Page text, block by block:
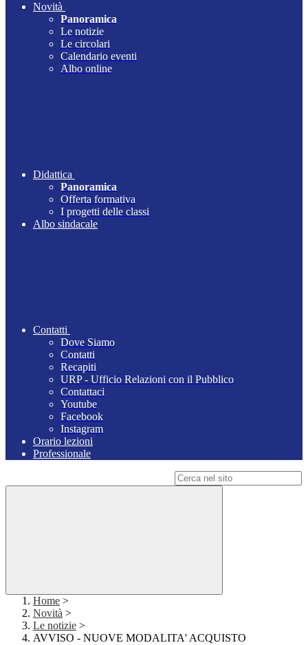
Novità
Panoramica
Le notizie
Le circolari
Calendario eventi
Albo online
Didattica
Panoramica
Offerta formativa
I progetti delle classi
Albo sindacale
Contatti
Dove Siamo
Contatti
Recapiti
URP - Ufficio Relazioni con il Pubblico
Contattaci
Youtube
Facebook
Instagram
Orario lezioni
Professionale
Home >
Novità >
Le notizie >
AVVISO - NUOVE MODALITA' ACQUISTO